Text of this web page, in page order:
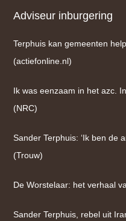
Adviseur inburgering
Terphuis kan gemeenten
(actiefonline.nl)
Ik was eenzaam in het azc.
(NRC)
Sander Terphuis: ‘Ik ben de
(Trouw)
De Worstelaar: het verhaal
Sander Terphuis, rebel uit